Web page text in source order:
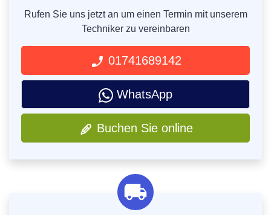
Rufen Sie uns jetzt an um einen Termin mit unserem
Techniker zu vereinbaren
01741689142
WhatsApp
Buchen Sie online